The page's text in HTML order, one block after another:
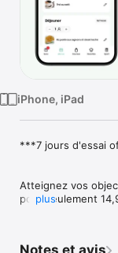
iPhone, iPad
***7 jours d'essai
Atteignez vos
pour seulement
plus
Notes et avis